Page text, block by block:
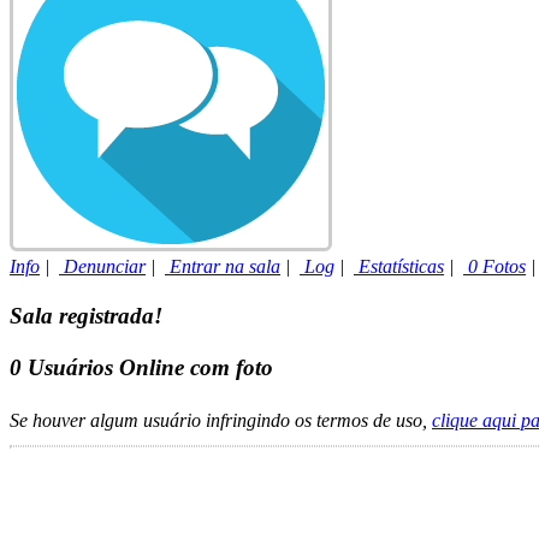
Info | Denunciar| Entrar na sala | Log | Estatísticas | 0 Fotos
Sala registrada!
0 Usuários Online com foto
Se houver algum usuário infringindo os termos de uso, clique aqui